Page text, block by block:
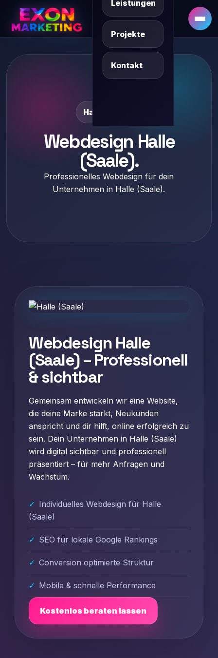
Leistungen
Projekte
Kontakt
DE SQ/XK
Halle (Saale)
Webdesign Halle
(Saale).
Professionelles Webdesign für dein
Unternehmen in Halle (Saale).
Webdesign Halle
(Saale) – Professionell
& sichtbar
Gemeinsam entwickeln wir eine Website,
die deine Marke stärkt, Neukunden
anspricht und dir hilft, online erfolgreich zu
sein. Dein Unternehmen in Halle (Saale)
wird digital sichtbar und professionell
präsentiert – für mehr Anfragen und
Wachstum.
Individuelles Webdesign für Halle
(Saale)
SEO für lokale Google Rankings
Conversion optimierte Struktur
Mobile & schnelle Performance
Kostenlos beraten lassen